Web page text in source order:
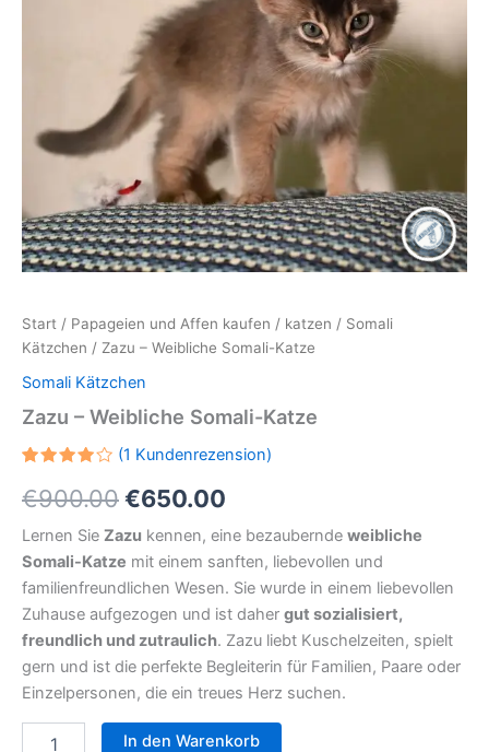
Start / Papageien und Affen kaufen / katzen / Somali
Kätzchen / Zazu – Weibliche Somali-Katze
Somali Kätzchen
Zazu – Weibliche Somali-Katze
mit
4.00
basierend
auf
Kundenbewertung
(1 Kundenrezension)
€900.00Ursprünglicher
Preis
war:
€900.00
€650.00
Preis
ist:
€650.00.
Lernen Sie Zazu kennen, eine bezaubernde weibliche
Somali-Katze mit einem sanften, liebevollen und
familienfreundlichen Wesen. Sie wurde in einem liebevollen
Zuhause aufgezogen und ist daher gut sozialisiert,
freundlich und zutraulich. Zazu liebt Kuschelzeiten, spielt
gern und ist die perfekte Begleiterin für Familien, Paare oder
Einzelpersonen, die ein treues Herz suchen.
In den Warenkorb